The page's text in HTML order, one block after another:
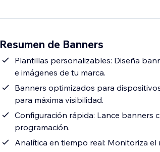
Resumen de Banners
Plantillas personalizables: Diseña
e imágenes de tu marca.
Banners optimizados para
para máxima visibilidad.
Configuración rápida: Lance banners
programación.
Analítica en tiempo real: Monitoriza